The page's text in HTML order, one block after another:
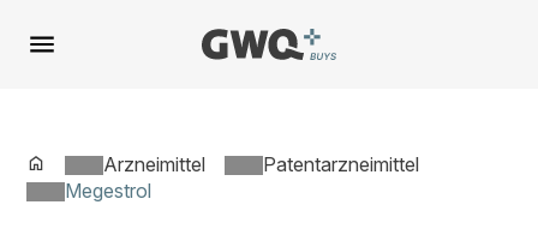
Spring
zu
Arzneimittel
Patentarzneimittel
Megestrol